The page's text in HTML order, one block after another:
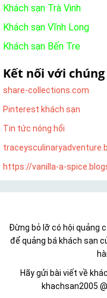
Khách sạn Trà Vinh
Khách sạn Vĩnh Long
Khách sạn Bến Tre
Kết nối với
share-collections.com
Pinterest khách sạn
Tin tức nóng hổi
https://vanilla-a-
Đừng bỏ lỡ có hội quảng
để quảng bá khách sạn
Hãy gửi bài viết về
khachsan2005